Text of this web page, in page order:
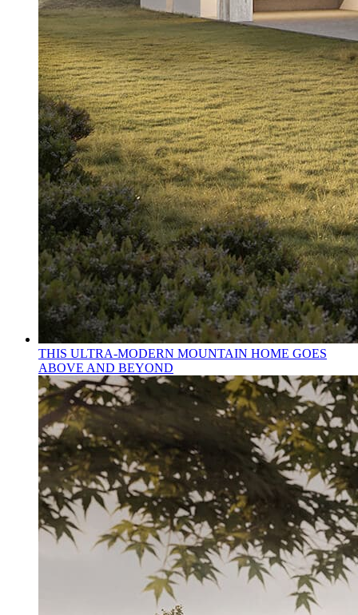
THIS ULTRA-MODERN MOUNTAIN HOME GOES
ABOVE AND BEYOND